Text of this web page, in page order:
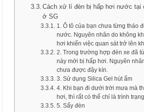
Cách xử lí đèn bị hấp hơi nước tại
ở SG
1. Ô tô của bạn chưa từng tháo
nước. Nguyên nhân do không
hơi khiến việc quan sát trở lên
2. Trong trường hợp đèn xe đã
này mới bị hấp hơi. Nguyên
chưa được đậy kín.
3. Sử dụng Silica Gel hút ẩm
4. Khi bạn đi dưới trời mưa mà
hơi, thì rất có thể chỉ là trình
5. Sấy đèn